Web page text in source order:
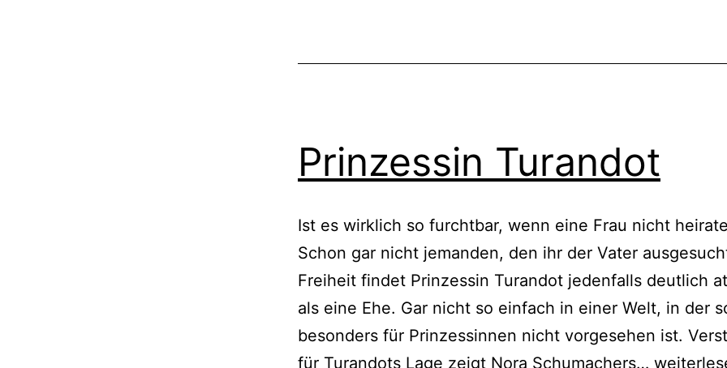
Prinzessin Turandot
Ist es wirklich so furchtbar, wenn eine Frau nicht
Schon gar nicht jemanden, den ihr der Vater
Freiheit findet Prinzessin Turandot jedenfalls deutlich
als eine Ehe. Gar nicht so einfach in einer Welt, in der
besonders für Prinzessinnen nicht vorgesehen ist.
für Turandots Lage zeigt Nora Schumachers…